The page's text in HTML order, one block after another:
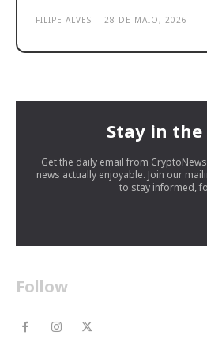
FILIPE ALVES - 28 DE MAIO, 2026
Stay in the
Get the daily email from
news actually enjoyable. Join our
to stay informed,
Follow